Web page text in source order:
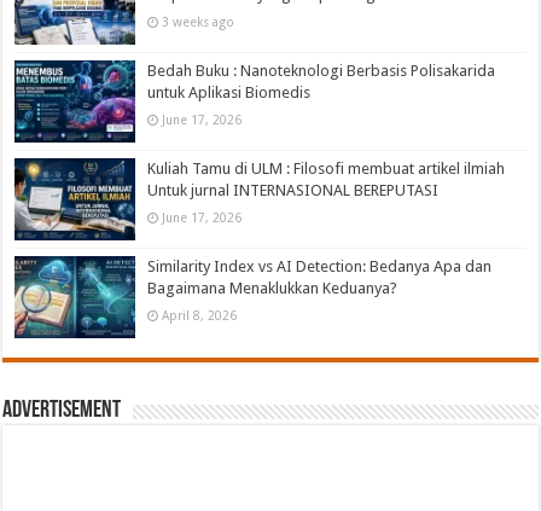
3 weeks ago
Bedah Buku : Nanoteknologi Berbasis Polisakarida
untuk Aplikasi Biomedis
June 17, 2026
Kuliah Tamu di ULM : Filosofi membuat artikel ilmiah
Untuk jurnal INTERNASIONAL BEREPUTASI
June 17, 2026
Similarity Index vs AI Detection: Bedanya Apa dan
Bagaimana Menaklukkan Keduanya?
April 8, 2026
Advertisement